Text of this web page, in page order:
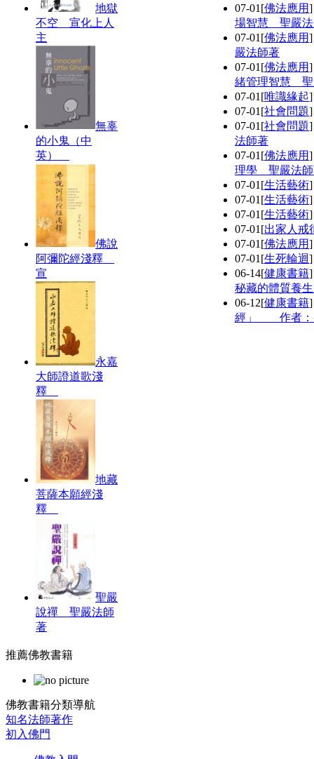
地獄
不空 宣化上人
主
無辜
的小鬼（中
英）
佛說
阿彌陀經淺釋
宣
永嘉
大師證道歌淺
釋
地藏
菩薩本願經淺
釋
聖嚴
說禪 聖嚴法師
著
07-01 [佛法應用
場智慧 聖嚴
07-01 [佛法應用
嚴法師著
07-01 [佛法應用
緒管理智慧
07-01 [唯識緣起
07-01 [社會問題
07-01 [社會問題
法師著
07-01 [佛法應用
理學 聖嚴法
07-01 [生活藝術
07-01 [生活藝術
07-01 [生活藝術
07-01 [出家人戒
07-01 [佛法應用
07-01 [生死輪迴
06-14[健康書籍
秘藏的體質養
06-12[健康書籍
經」 作者：
推薦佛教書籍
佛教書籍分類導航
知名法師著作
初入佛門